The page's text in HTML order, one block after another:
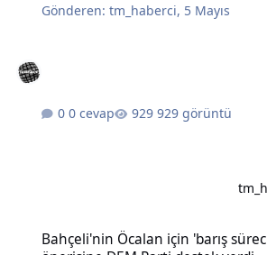
Gönderen:tm_haberci, 5 Mayıs
0 cevap 929 görüntü
Bahçeli'nin Öcalan için 'barış